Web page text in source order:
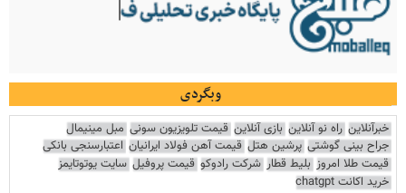
وبگردی
خبرآنلاین راه نو آنلاین بازی آنلاین قیمت تلویزیون سونی مبل مینیمال
جراح بینی گوشتی پرشین هتل قیمت آهن فولاد ایرانیان اعتبارسنجی بانکی
قیمت طلا امروز بلیط قطار شرکت رادوکو قیمت پروفیل سایت یوتوتایمز
خرید اکانت chatgpt